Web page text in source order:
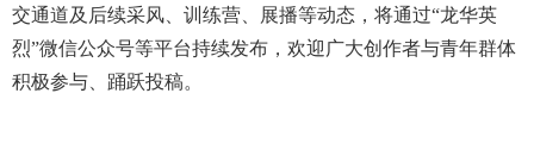
交通道及后续采风、训练营、展播等动态，将通过“龙华英
烈”微信公众号等平台持续发布，欢迎广大创作者与青年群体
积极参与、踊跃投稿。